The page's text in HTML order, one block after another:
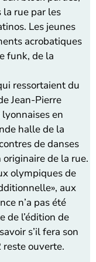
la rue par les
Les jeunes
acrobatiques
funk, de la
ressortaient du
Jean-Pierre
en
halle de la
de danses
de la rue.
olympiques de
aux
n’a pas été
de l’édition de
s’il fera son
ouverte.